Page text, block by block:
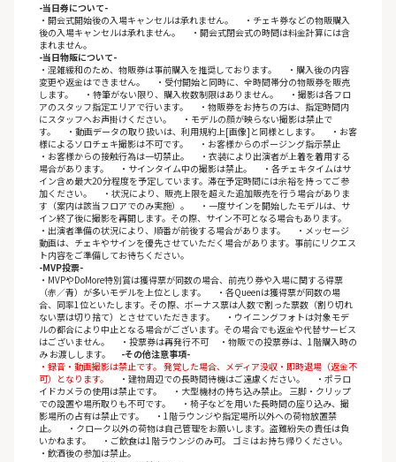
-当日券について-
・開会式開始後の入場キャンセルは承れません。 ・チェキ券などの物販購入
後の入場キャンセルは承れません。 ・開会式閉会式の時間は料金計算には含
まれません。
-当日物販について-
・混雑緩和のため、物販券は事前購入を推奨しております。 ・購入後の内容
変更や返金はできません。 ・受付開始と同時に、全時間帯分の物販券を販売
します。 ・特筆がない限り、購入枚数制限はありません。 ・撮影は各フロ
アのスタッフ指定エリアで行います。 ・物販券をお持ちの方は、指定時間内
にスタッフへお声掛けください。 ・モデルの顔が映らない撮影は禁止で
す。 ・動画データの取り扱いは、利用規約上[画像]と同様とします。 ・お客
様によるソロチェキ撮影は不可です。 ・お客様からのポージング指示禁止
・お客様からの接触行為は一切禁止。 ・衣装により出演者が上着を着用する
場合があります。 ・サインタイム中の撮影は禁止。 ・各チェキタイムはサ
イン含め最大20分程度を予定しています。滞在予定時間には余裕を持ってご参
加ください。 ・状況により、販売上限を超えた追加販売を行う場合がありま
す（案内は該当フロアでのみ実施）。 ・一度サインを開始したモデルは、サ
イン終了後に撮影を再開します。その際、サイン不可となる場合もあります。
・出演者準備の状況により、順番が前後する場合があります。 ・メッセージ
動画は、チェキやサインを優先させていただく場合があります。事前にリクエス
ト内容をご準備してお待ちください。
-MVP投票-
・MVPやDoMore特別賞は獲得票が同数の場合、前売り券や入場に関する得票
（赤／青）が多いモデルを上位とします。 ・各Queenは獲得票が同数の場
合、同率1位といたします。その際、ボーナス票は人数で割った票数（割り切れ
ない票は切り捨て）とさせていただきます。 ・ウイニングフォトは対象モデ
ルの都合により中止となる場合がございます。その場合でも返金や代替サービス
はございません。 ・投票券は再発行不可 ・物販での投票券は、1階購入時の
み お渡しします。 -その他注意事項-
・録音・動画撮影は禁止です。 発覚した場合、メディア没収・即時退場（返金不
可）となります。
・建物周辺での長時間待機はご遠慮ください。 ・ポラロ
イドカメラの使用は禁止です。 ・大型機材の持ち込み禁止。 三脚・クリップ
での設置や場所取りも不可です。 ・椅子などを用いた長時間の座り込み、撮
影場所の占有は禁止です。 ・1階ラウンジや指定場所以外への荷物放置禁
止。 ・クローク以外の荷物は自己管理をお願いします。盗難紛失の責任は負
いかねます。 ・ご飲食は1階ラウンジのみ可。 ゴミはお持ち帰りください。
・飲酒後の参加は禁止。